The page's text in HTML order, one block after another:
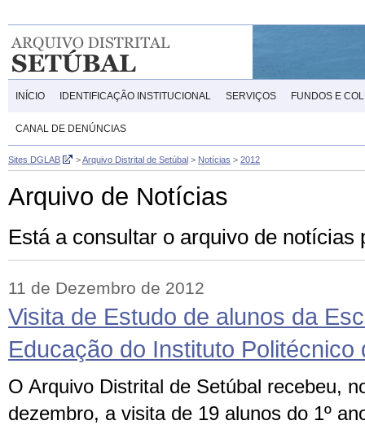
INÍCIO IDENTIFICAÇÃO INSTITUCIONAL SERVIÇOS FUNDOS E
CANAL DE DENÚNCIAS
Sites DGLAB >Arquivo Distrital de Setúbal > Notícias > 2012
Arquivo de Notícias
Está a consultar o arquivo de
11 de Dezembro de 2012
Visita de Estudo de alunos da
Educação do Instituto Politécnico
O Arquivo Distrital de Setúbal recebeu,
dezembro, a visita de 19 alunos do 1º